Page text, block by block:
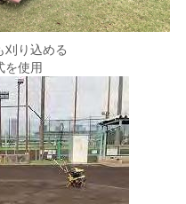
刈り込める
を使用